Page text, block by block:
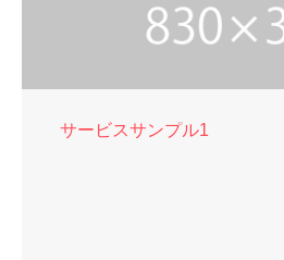
サービスサンプル1